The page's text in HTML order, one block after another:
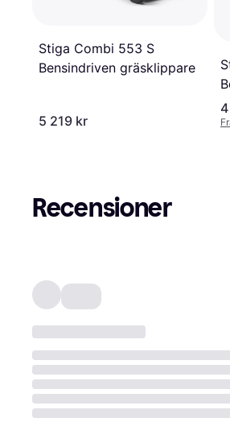
Stiga Combi 553 S
Bensindriven gräsklippare
5 219 kr
Recensioner